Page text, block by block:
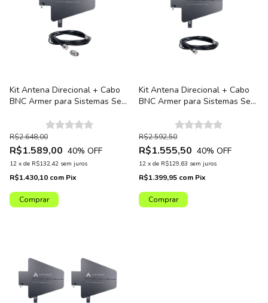
Kit Antena Direcional + Cabo
BNC Armer para Sistemas Sem
R$1.589,00
R$2.648,00
40% OFF
12 x de R$132,42 sem juros
R$1.430,10 com Pix
Kit Antena Direcional + Cabo
BNC Armer para Sistemas Sem
R$1.555,50
R$2.592,50
40% OFF
12 x de R$129,63 sem juros
R$1.399,95 com Pix